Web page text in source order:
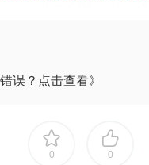
过缝纫、鞭笞、清洗和爆
。好好利用那些能“改变服
误？点击查看》
0 0